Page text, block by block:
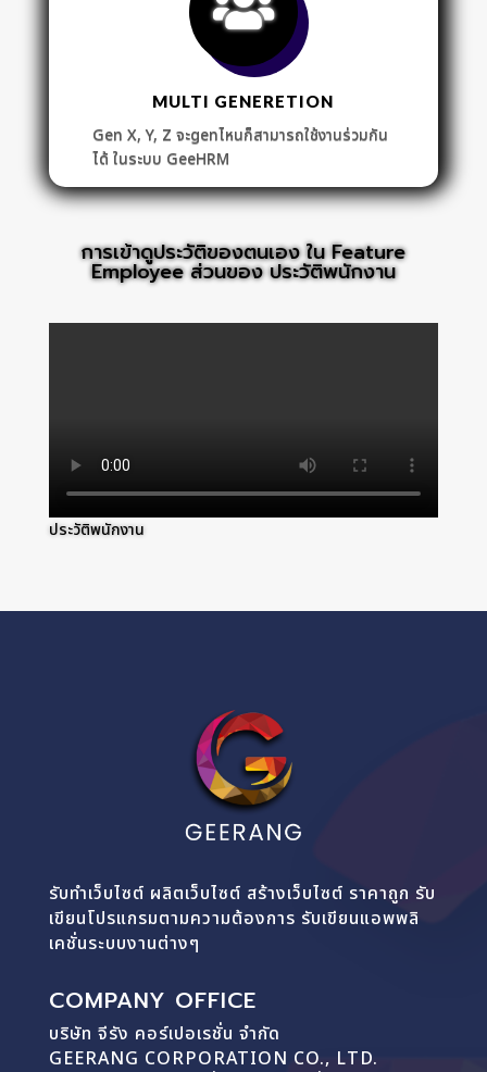
MULTI GENERETION
Gen X, Y, Z จะgenไหนก็สามารถใช้งานร่วมกัน
ได้ ในระบบ GeeHRM
การเข้าดูประวัติของตนเอง ใน Feature
Employee ส่วนของ ประวัติพนักงาน
ประวัติพนักงาน
รับทำเว็บไซต์ ผลิตเว็บไซต์ สร้างเว็บไซต์ ราคาถูก รับ
เขียนโปรแกรมตามความต้องการ รับเขียนแอพพลิ
เคชั่นระบบงานต่างๆ
COMPANY OFFICE
บริษัท จีรัง คอร์เปอเรชั่น จำกัด
GEERANG CORPORATION CO., LTD.